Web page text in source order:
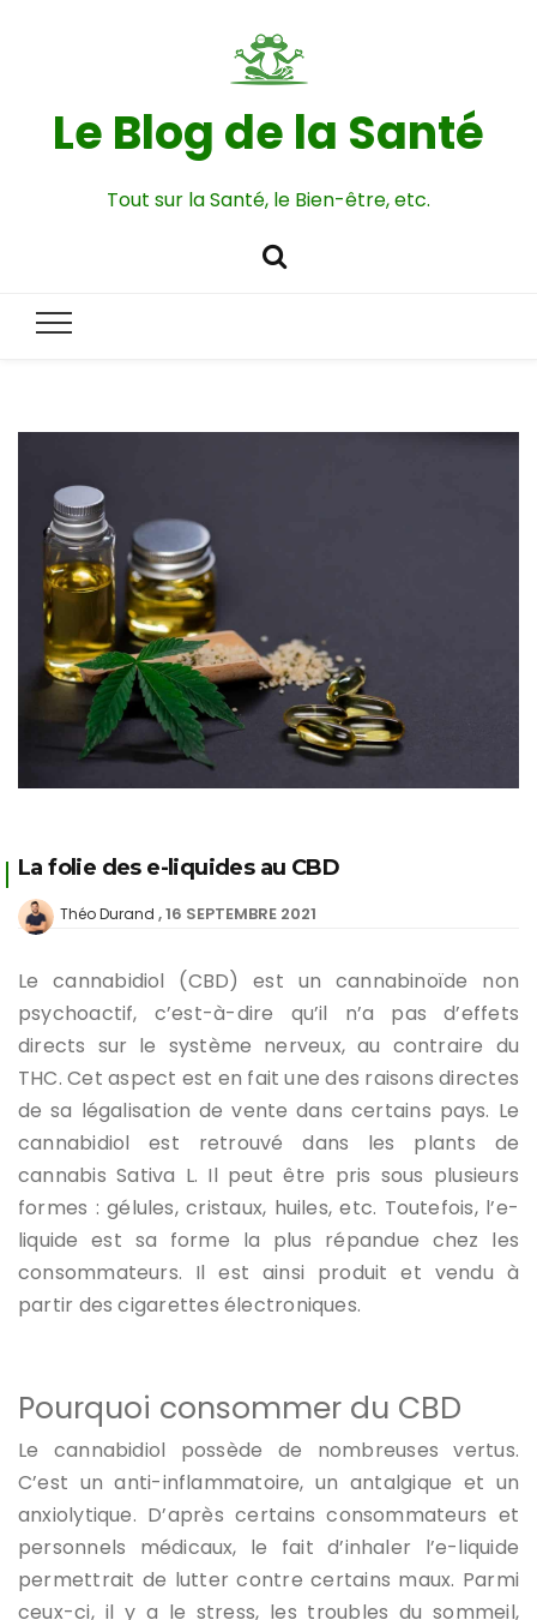
Le Blog de la Santé
Tout sur la Santé, le Bien-être, etc.
La folie des e-liquides au CBD
Théo Durand 16 SEPTEMBRE 2021
Le cannabidiol (CBD) est un cannabinoïde non
psychoactif, c’est-à-dire qu’il n’a pas d’effets
directs sur le système nerveux, au contraire du
THC. Cet aspect est en fait une des raisons directes
de sa légalisation de vente dans certains pays. Le
cannabidiol est retrouvé dans les plants de
cannabis Sativa L. Il peut être pris sous plusieurs
formes : gélules, cristaux, huiles, etc. Toutefois, l’e-
liquide est sa forme la plus répandue chez les
consommateurs. Il est ainsi produit et vendu à
partir des cigarettes électroniques.
Pourquoi consommer du CBD
Le cannabidiol possède de nombreuses vertus.
C’est un anti-inflammatoire, un antalgique et un
anxiolytique. D’après certains consommateurs et
personnels médicaux, le fait d’inhaler l’e-liquide
permettrait de lutter contre certains maux. Parmi
ceux-ci, il y a le stress, les troubles du sommeil,